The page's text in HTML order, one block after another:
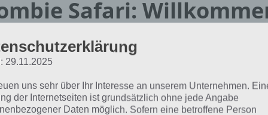
Safari:
apokalyptischen Welt
Egal ob 4×4 Off-
Truck – Deine
sind vielfältig.
29.11.2025
uns sehr über Ihr Interesse an unserem Unternehmen.
der Internetseiten ist grundsätzlich ohne jede Angabe
Daten möglich. Sofern eine betroffene Person